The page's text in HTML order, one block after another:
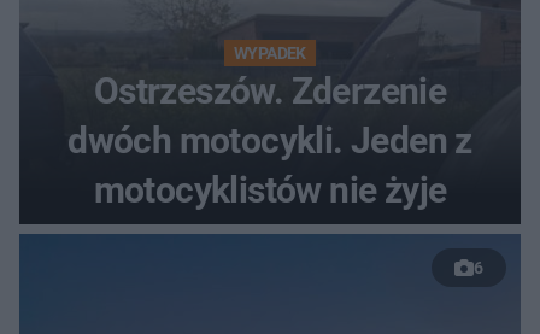
WYPADEK
Ostrzeszów. Zderzenie
dwóch motocykli. Jeden z
motocyklistów nie żyje
6